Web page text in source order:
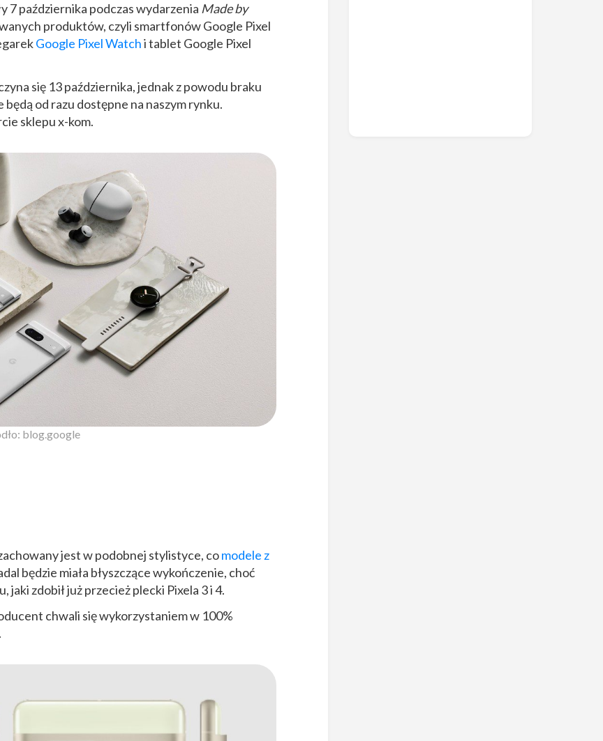
7 października podczas wydarzenia Made by
produktów, czyli smartfonów Google Pixel
Google Pixel Watchi tablet Google Pixel
się 13 października, jednak z powodu braku
od razu dostępne na naszym rynku.
sklepu x-kom.
blog.google
jest w podobnej stylistyce, comodele z
będzie miała błyszczące wykończenie, choć
zdobił już przecież plecki Pixela 3 i 4.
chwali się wykorzystaniem w 100%